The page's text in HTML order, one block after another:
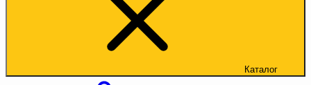
Каталог